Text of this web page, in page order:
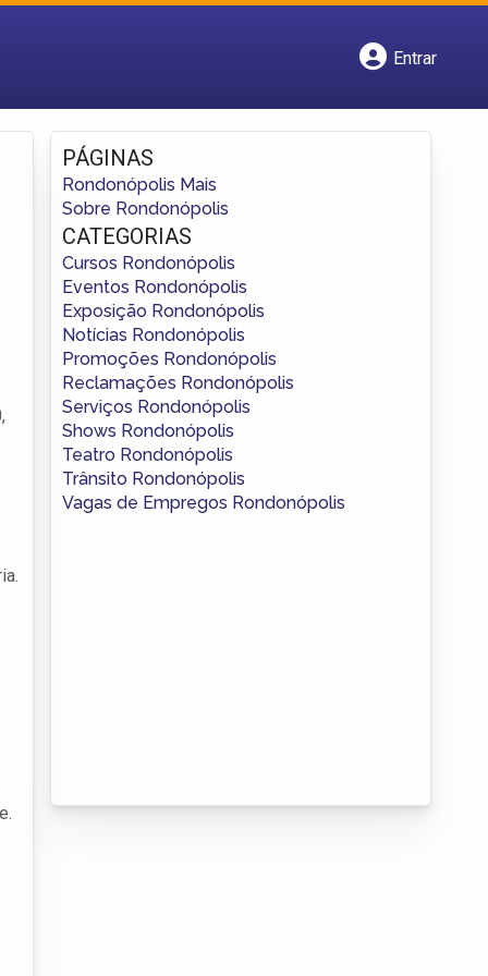
Entrar
PÁGINAS
Rondonópolis Mais
Sobre Rondonópolis
CATEGORIAS
Cursos Rondonópolis
Eventos Rondonópolis
Exposição Rondonópolis
Notícias Rondonópolis
Promoções Rondonópolis
Reclamações Rondonópolis
Serviços Rondonópolis
Shows Rondonópolis
Teatro Rondonópolis
Trânsito Rondonópolis
Vagas de Empregos Rondonópolis